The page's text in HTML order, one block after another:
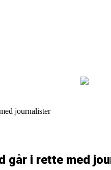
journalister
går i rette med